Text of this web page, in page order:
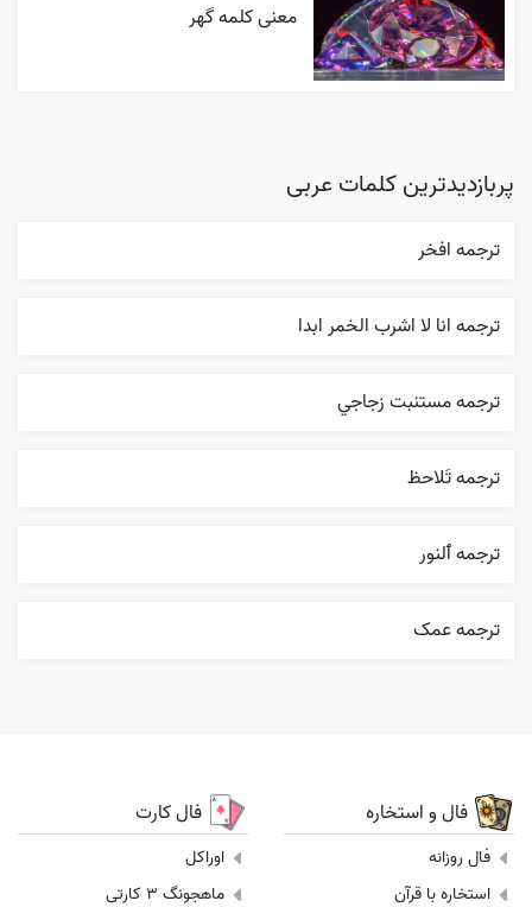
معنی کلمه گهر
پربازدیدترین کلمات عربی
ترجمه افخر
ترجمه انا لا اشرب الخمر ابدا
ترجمه مستنبت زجاجي
ترجمه تَلاحظ
ترجمه ٱلنور
ترجمه عمک
فال و استخاره
فال روزانه
استخاره با قرآن
فال کارت
اوراکل
ماهجونگ 3 کارتی